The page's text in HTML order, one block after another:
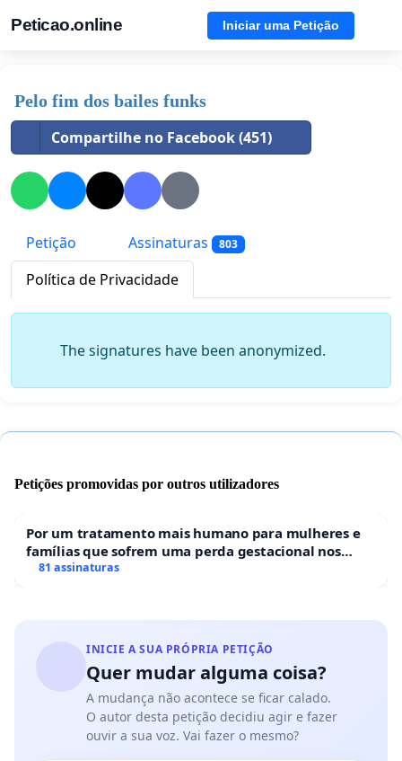
Peticao.online Iniciar uma Petição
Pelo fim dos bailes funks
Compartilhe no Facebook (451)
Petição Assinaturas 803
Política de Privacidade
The signatures have been anonymized.
Petições promovidas por outros utilizadores
Por um tratamento mais humano para mulheres e
famílias que sofrem uma perda gestacional nos
hospitais portugueses
81 assinaturas
INICIE A SUA PRÓPRIA PETIÇÃO
Quer mudar alguma coisa?
A mudança não acontece se ficar calado.
O autor desta petição decidiu agir e fazer
ouvir a sua voz. Vai fazer o mesmo?